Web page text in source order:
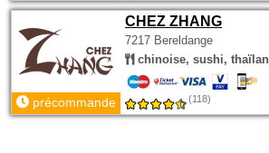
CHEZ ZHANG
7217 Bereldange
chinoise, sushi,
précommande (118)